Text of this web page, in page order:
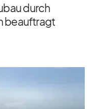
durch
beauftragt